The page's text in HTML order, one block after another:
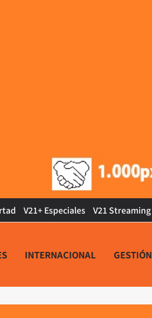
V21+ Especiales V21 Streaming
INTERNACIONAL GESTIÓN